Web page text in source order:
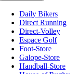
Daily Bikers
Direct Running
Direct-Volley
Espace Golf
Foot-Store
Galope-Store
Handball-Store